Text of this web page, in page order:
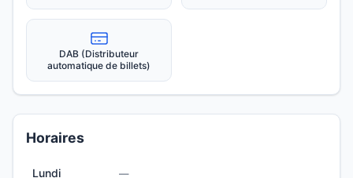
DAB (Distributeur
automatique de billets)
Horaires
Lundi —